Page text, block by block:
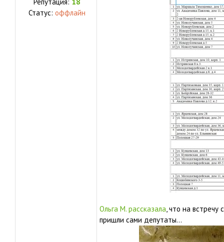
Статус: оффлайн
Ольга М. рассказала, что на
пришли сами депутаты...